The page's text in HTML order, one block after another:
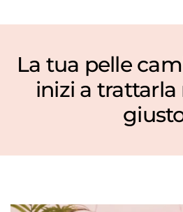
Vitamina Cuticle
€10,64€15,20
La tua pelle
inizi a